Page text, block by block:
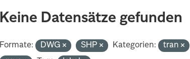
Keine Datensätze gefunden
Formate: DWG SHP Kategorien: tran